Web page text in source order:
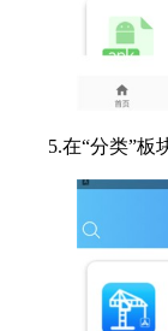
5.在“分类”板块